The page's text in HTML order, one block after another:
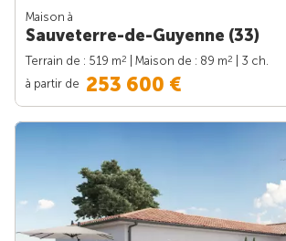
Maison à
Sauveterre-de-Guyenne (33)
Terrain de : 519 m2 | Maison de : 89 m2
| 3 ch.
à partir de 253 600 €